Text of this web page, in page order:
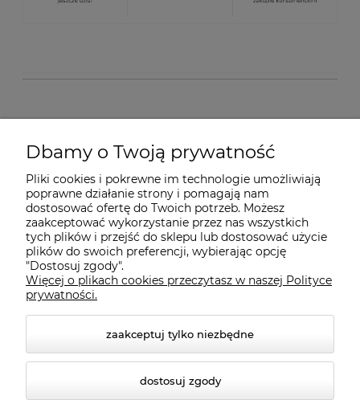
O nas
Dostawa i płatności
Pomoc
Gwarancja i Serwis
Dbamy o Twoją prywatność
Pliki cookies i pokrewne im technologie umożliwiają
poprawne działanie strony i pomagają nam
dostosować ofertę do Twoich potrzeb. Możesz
zaakceptować wykorzystanie przez nas wszystkich
tych plików i przejść do sklepu lub dostosować użycie
plików do swoich preferencji, wybierając opcję
"Dostosuj zgody".
Więcej o plikach cookies przeczytasz w naszej Polityce
prywatności.
zaakceptuj tylko niezbędne
dostosuj zgody